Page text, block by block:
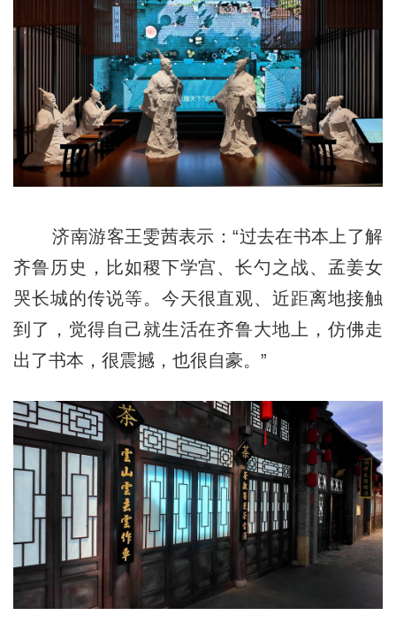
济南游客王雯茜表示：“过去在书本上了解
齐鲁历史，比如稷下学宫、长勺之战、孟姜女
哭长城的传说等。今天很直观、近距离地接触
到了，觉得自己就生活在齐鲁大地上，仿佛走
出了书本，很震撼，也很自豪。”